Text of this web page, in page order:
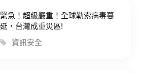
緊急！超級嚴重！全球勒索病毒蔓
延，台灣成重災區!
資訊安全